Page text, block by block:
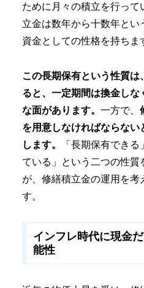
ために月々の積立を行っ
立金は数年から十数年とい
資金としての性格を持ちま
この長期保有という性質
ると、一定期間は換金しな
な面があります。 一方で、
を用意しなければならな
します。
「長期保有でき
ている」という二つの性質
が、修繕積立金の運用を考
す。
インフレ時代に現金
能性